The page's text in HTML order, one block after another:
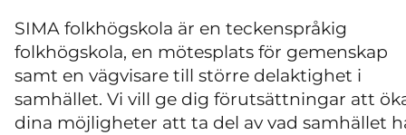
SIMA folkhögskola är en teckenspråkig
folkhögskola, en mötesplats för gemenskap
samt en vägvisare till större delaktighet i
samhället. Vi vill ge dig förutsättningar att
dina möjligheter att ta del av vad samhället